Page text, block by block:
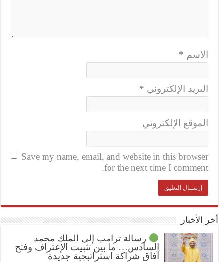
الاسم *
البريد الإلكتروني *
الموقع الإلكتروني
Save my name, email, and website in this browser
for the next time I comment.
أخر الأخبار
رسالة ترامب إلى الملك محمد
السادس… ما بين تثبيت الإعتراف وفتح
آفاق شراكة استراتيجية جديدة